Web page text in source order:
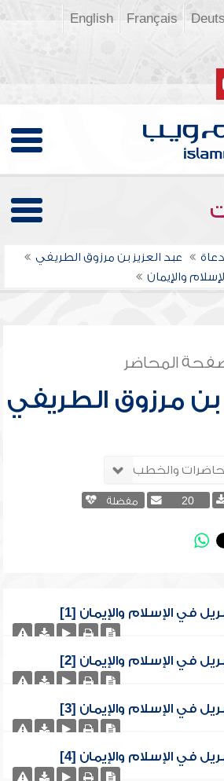
Français
English
عبد العزيز بن مرزوق الطريفي
والإيمان
المحاضر
بن مرزوق الطريفي
20 مفضلة
في الإسلام والإيمان [1]
في الإسلام والإيمان [2]
في الإسلام والإيمان [3]
في الإسلام والإيمان [4]